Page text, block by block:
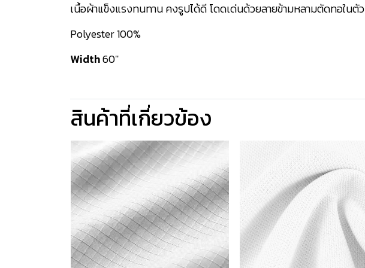
เนื้อผ้าแข็งแรงทนทาน คงรูปได้ดี โดดเด่นด้วยลายข้ามหลามตัดทอในตัว
Polyester 100%
Width60''
สินค้าที่เกี่ยวข้อง